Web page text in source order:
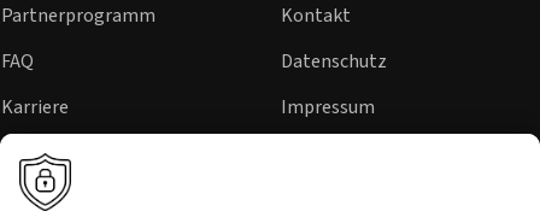
Partnerprogramm
FAQ
Karriere
Sicherheit
Presse
Kontakt
Datenschutz
Impressum